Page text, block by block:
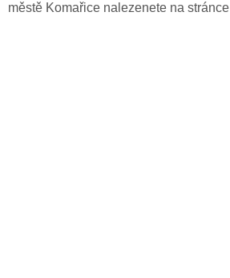
městě Komařice nalezenete na stránce